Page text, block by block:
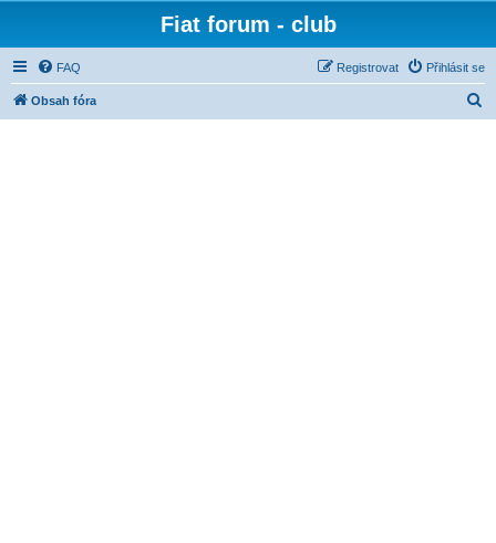
Fiat forum - club
FAQ Přihlásit se
Registrovat
Obsah fóra